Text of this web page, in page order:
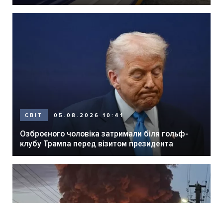
СВІТ 05.08.2026 10:41
Озброєного чоловіка затримали біля гольф-
клубу Трампа перед візитом президента